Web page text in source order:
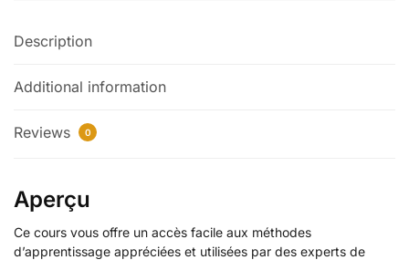
Description
Additional information
Reviews 0
Aperçu
Ce cours vous offre un accès facile aux méthodes
d’apprentissage appréciées et utilisées par des experts de